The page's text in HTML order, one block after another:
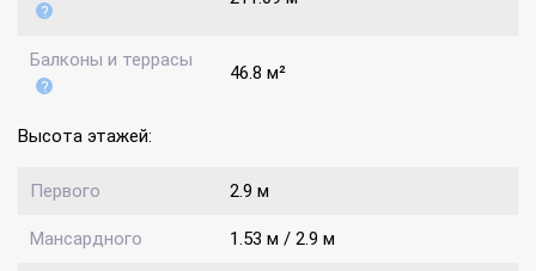
Балконы и террасы
46.8 м²
Высота этажей:
Первого 2.9 м
Мансардного 1.53 м / 2.9 м